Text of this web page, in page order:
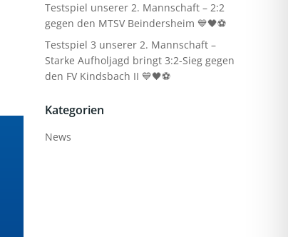
Testspiel unserer 2. Mannschaft – 2:2
gegen den MTSV Beindersheim 💙🖤⚽
Testspiel 3 unserer 2. Mannschaft –
Starke Aufholjagd bringt 3:2-Sieg gegen
den FV Kindsbach II 💙🖤⚽
Kategorien
News